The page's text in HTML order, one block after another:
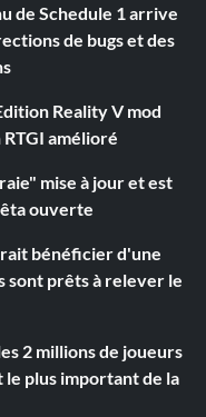
de Schedule 1 arrive
de bugs et des
Reality V mod
amélioré
mise à jour et est
ouverte
bénéficier d'une
sont prêts à relever le
2 millions de joueurs
plus important de la